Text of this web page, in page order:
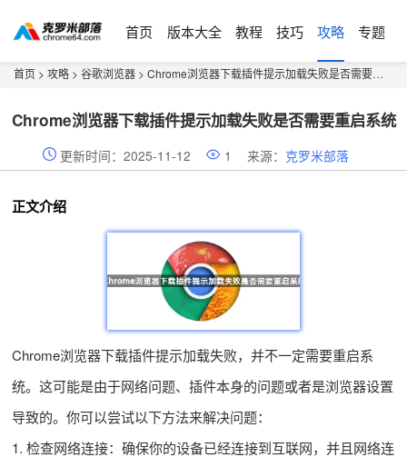
首页 版本大全 教程 技巧 攻略 专题
首页 > 攻略 > 谷歌浏览器 > Chrome浏览器下载插件提示加载失败是否需要重启系统
Chrome浏览器下载插件提示加载失败是否需要重启系统
更新时间：2025-11-12 1 来源： 克罗米部落
正文介绍
Chrome浏览器下载插件提示加载失败，并不一定需要重启系
统。这可能是由于网络问题、插件本身的问题或者是浏览器设置
导致的。你可以尝试以下方法来解决问题：
1. 检查网络连接：确保你的设备已经连接到互联网，并且网络连